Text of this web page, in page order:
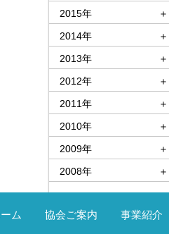
2015年
＋
2014年
＋
2013年
＋
2012年
＋
2011年
＋
2010年
＋
2009年
＋
2008年
＋
ム 協会ご案内 事業紹介